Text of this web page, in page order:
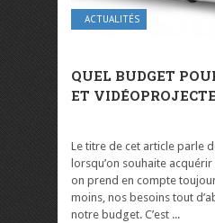
ACTUALITÉS
QUEL BUDGET
ET
Le titre de cet article parle
lorsqu’on souhaite
on prend en compte
moins, nos besoins tout
notre budget. C’est ...